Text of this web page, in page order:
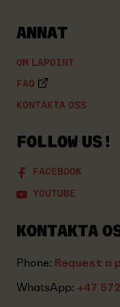
ANNAT
OM LAPOINT
FAQ
KONTAKTA OSS
FOLLOW US!
FACEBOOK
YOUTUBE
KONTAKTA
Phone: Request a
WhatsApp: +47